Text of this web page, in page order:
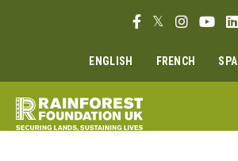
Enlace Facebook
Enlace Twitter
EnlaceEnlace
ENGLISH FRENCH